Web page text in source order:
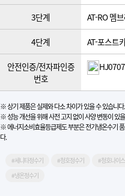
3단계 AT-RO 멤
4단계 AT-포스트
안전인증/전자파인증
번호
※ 상기 제품은 실제와 다소 차이가 있을 수 있습니다.
※ 성능 개선을 위해 사전 고지 없이 사양 변동이 있
※ 에너지소비효율등급제도 부분은 전기냉온수기
다.
#세니타정수기 #청호정수기 #청호나이
#냉온정수기